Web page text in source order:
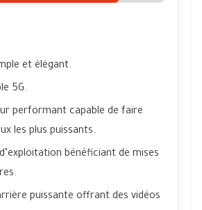
et élégant.
5G.
performant capable de faire
les plus puissants.
bénéficiant de mises
puissante offrant des vidéos